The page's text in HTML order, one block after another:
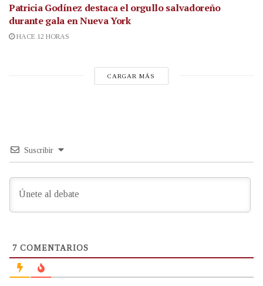
Patricia Godínez destaca el orgullo salvadoreño
durante gala en Nueva York
HACE 12 HORAS
CARGAR MÁS
Suscribir
7 COMENTARIOS